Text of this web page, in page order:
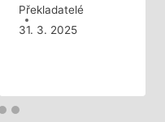
Překladatelé
31. 3. 2025